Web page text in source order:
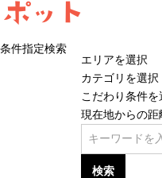
ポット
条件指定検索
エリアを選択
カテゴリを選択
こだわり条件を
現在地からの距
検索